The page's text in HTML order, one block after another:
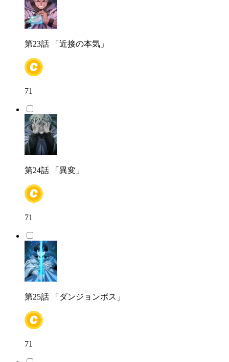
第23話 「近接の本気」
71
第24話 「異変」
71
第25話 「ダンジョンボス」
71